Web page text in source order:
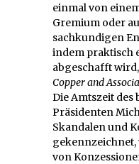
einmal von
Gremium oder
sachkundigen
indem praktisch
abgeschafft wird,
Copper and
Die Amtszeit
Präsidenten
Skandalen und
gekennzeichnet,
von